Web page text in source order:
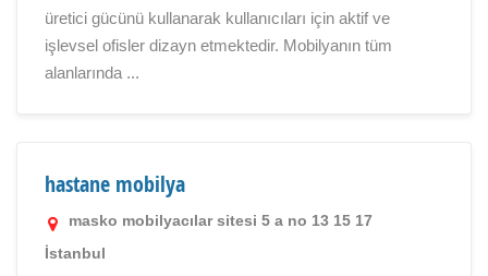
üretici gücünü kullanarak kullanıcıları için aktif ve
işlevsel ofisler dizayn etmektedir. Mobilyanın tüm
alanlarında ...
hastane mobilya
masko mobilyacılar sitesi 5 a no 13 15 17
İstanbul